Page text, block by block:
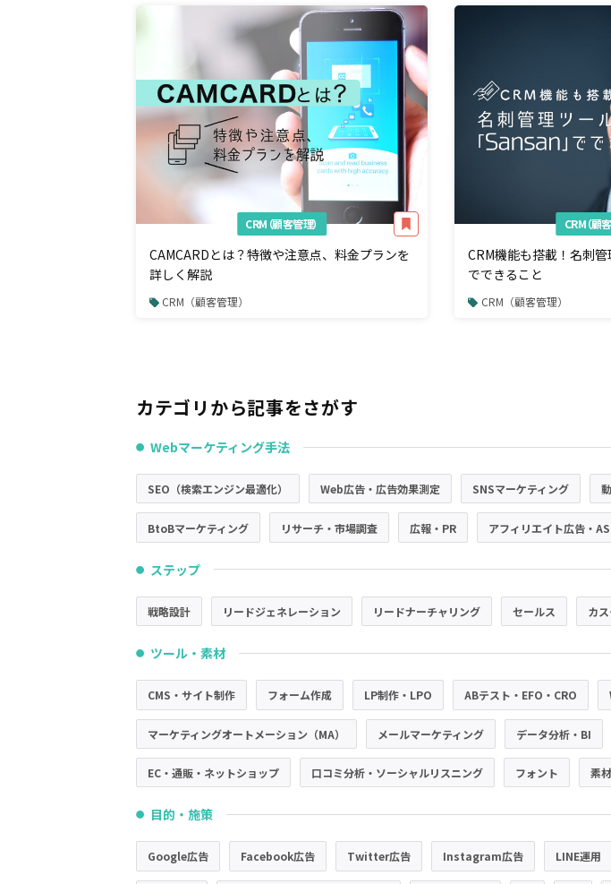
CRM（顧客管理）
CAMCARDとは？特徴や注意点、料金プランを
詳しく解説
CRM（顧客管理）
CRM（顧
CRM機能も搭載！名刺管
でできること
CRM（顧客管理）
カテゴリから記事をさがす
● Webマーケティング手法
SEO（検索エンジン最適化） Web広告・広告効果測定 SNSマーケティング
BtoBマーケティング リサーチ・市場調査 広報・PR アフィリエイト広告・
● ステップ
戦略設計 リードジェネレーション リードナーチャリング セールス カ
● ツール・素材
CMS・サイト制作 フォーム作成 LP制作・LPO ABテスト・EFO・CRO
マーケティングオートメーション（MA） メールマーケティング データ分析・BI
EC・通販・ネットショップ 口コミ分析・ソーシャルリスニング フォント 素
● 目的・施策
Google広告 Facebook広告 Twitter広告 Instagram広告 LINE運用